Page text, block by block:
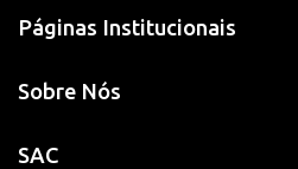
Páginas Institucionais
Sobre Nós
SAC